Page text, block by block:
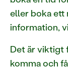
eller boka
information,
Det är viktigt
komma och